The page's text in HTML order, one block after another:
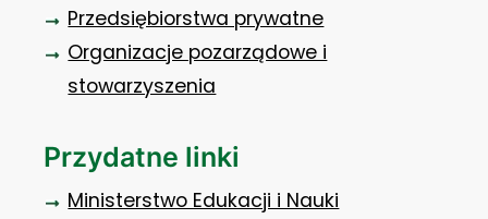
Przedsiębiorstwa prywatne
Organizacje pozarządowe i
stowarzyszenia
Przydatne linki
Ministerstwo Edukacji i Nauki